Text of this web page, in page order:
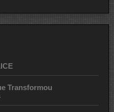
Transformou